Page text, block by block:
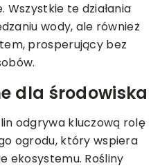
Wszystkie te działania
wody, ale również
prosperujący bez
dla środowiska
odgrywa kluczową rolę
ogrodu, który wspiera
ekosystemu. Rośliny